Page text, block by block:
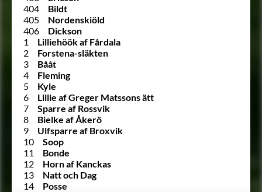
404
Bildt
405
Nordenskiöld
406
Dickson
1
Lilliehöök af Fårdala
2
Forstena-släkten
3
Bååt
4
Fleming
5
Kyle
6
Lillie af Greger Matssons ätt
7
Sparre af Rossvik
8
Bielke af Åkerö
9
Ulfsparre af Broxvik
10
Soop
11
Bonde
12
Horn af Kanckas
13
Natt och Dag
14
Posse